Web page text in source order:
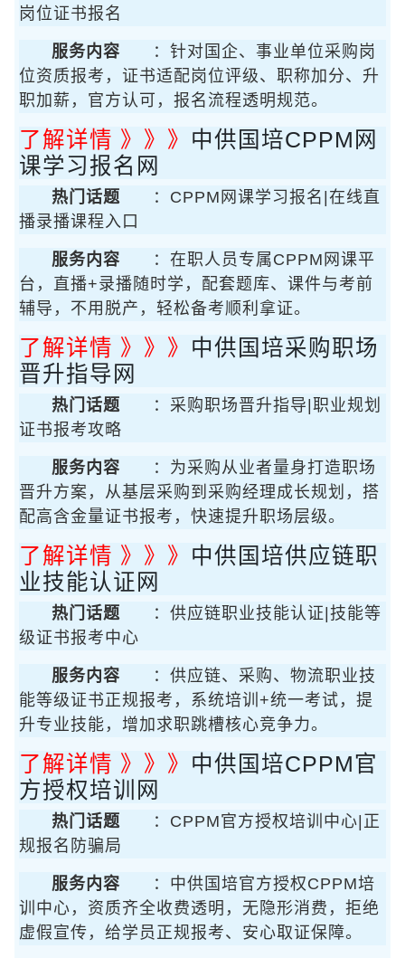
岗位证书报名
服务内容
：针对国企、事业单位采购岗
位资质报考，证书适配岗位评级、职称加分、升
职加薪，官方认可，报名流程透明规范。
了解详情 》》》 中供国培CPPM网
课学习报名网
热门话题
：CPPM网课学习报名|在线直
播录播课程入口
服务内容
：在职人员专属CPPM网课平
台，直播+录播随时学，配套题库、课件与考前
辅导，不用脱产，轻松备考顺利拿证。
了解详情 》》》 中供国培采购职场
晋升指导网
热门话题
：采购职场晋升指导|职业规划
证书报考攻略
服务内容
：为采购从业者量身打造职场
晋升方案，从基层采购到采购经理成长规划，搭
配高含金量证书报考，快速提升职场层级。
了解详情 》》》 中供国培供应链职
业技能认证网
热门话题
：供应链职业技能认证|技能等
级证书报考中心
服务内容
：供应链、采购、物流职业技
能等级证书正规报考，系统培训+统一考试，提
升专业技能，增加求职跳槽核心竞争力。
了解详情 》》》 中供国培CPPM官
方授权培训网
热门话题
：CPPM官方授权培训中心|正
规报名防骗局
服务内容
：中供国培官方授权CPPM培
训中心，资质齐全收费透明，无隐形消费，拒绝
虚假宣传，给学员正规报考、安心取证保障。